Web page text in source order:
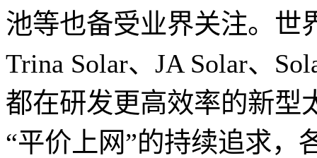
池等也备受业界关注。世
Trina Solar、JA Solar、
都在研发更高效率的新型
“平价上网”的持续追求，